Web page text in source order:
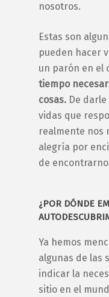
nosotros.
Estas son
pueden hacer
un parón en el
tiempo
cosas. De
vidas que
realmente nos
alegría por
de
¿POR DÓNDE
Ya hemos
algunas de las
indicar la
sitio en el